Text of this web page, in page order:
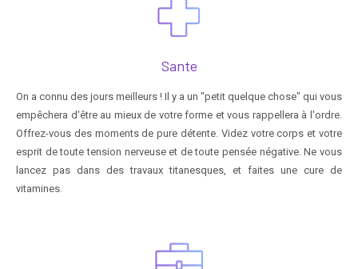
Sante
On a connu des jours meilleurs ! Il y a un "petit quelque chose" qui vous
empêchera d'être au mieux de votre forme et vous rappellera à l'ordre.
Offrez-vous des moments de pure détente. Videz votre corps et votre
esprit de toute tension nerveuse et de toute pensée négative. Ne vous
lancez pas dans des travaux titanesques, et faites une cure de
vitamines.